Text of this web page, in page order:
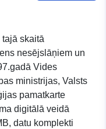
skaitā
nesējslāņiem un
Vides
ministrijas, Valsts
pamatkarte
digitālā veidā
datu komplekti